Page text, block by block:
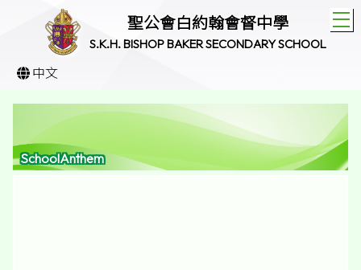
聖公會白約翰會督中學
S.K.H. BISHOP BAKER SECONDARY SCHOOL
中文
SchoolAnthem